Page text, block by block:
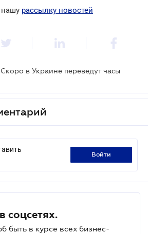
рассылку новостей
Скоро в Украине переведут часы
войти
соцсетях.
быть в курсе всех бизнес-